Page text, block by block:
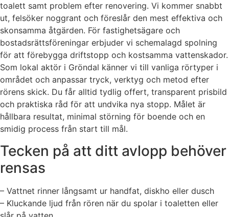
toalett samt problem efter renovering. Vi kommer snabbt
ut, felsöker noggrant och föreslår den mest effektiva och
skonsamma åtgärden. För fastighetsägare och
bostadsrättsföreningar erbjuder vi schemalagd spolning
för att förebygga driftstopp och kostsamma vattenskador.
Som lokal aktör i Gröndal känner vi till vanliga rörtyper i
området och anpassar tryck, verktyg och metod efter
rörens skick. Du får alltid tydlig offert, transparent prisbild
och praktiska råd för att undvika nya stopp. Målet är
hållbara resultat, minimal störning för boende och en
smidig process från start till mål.
Tecken på att ditt avlopp behöver
rensas
– Vattnet rinner långsamt ur handfat, diskho eller dusch
– Kluckande ljud från rören när du spolar i toaletten eller